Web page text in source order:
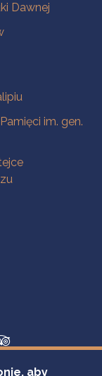
Dawnej
im. gen.
aby